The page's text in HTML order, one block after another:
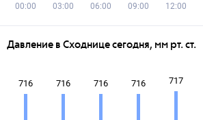
00:00 03:00 06:00 09:00 12:00
Давление в Сходнице сегодня, мм рт. ст.
716 716 716 716 717